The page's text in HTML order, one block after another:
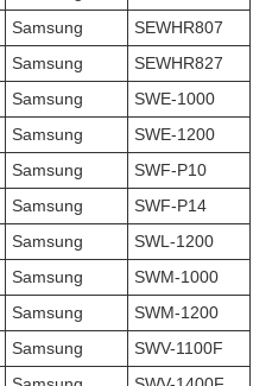
Samsung
SEWHR807
Samsung
SEWHR827
Samsung
SWE-1000
Samsung
SWE-1200
Samsung
SWF-P10
Samsung
SWF-P14
Samsung
SWL-1200
Samsung
SWM-1000
Samsung
SWM-1200
Samsung
SWV-1100F